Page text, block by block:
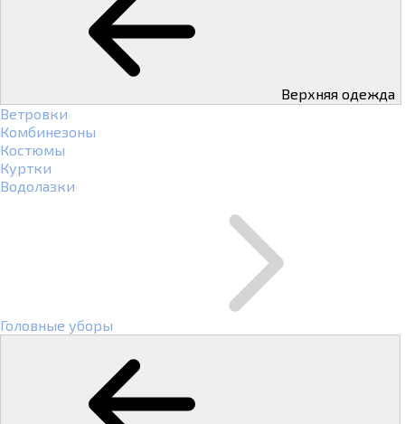
Верхняя одежда
Ветровки
Комбинезоны
Костюмы
Куртки
Водолазки
Головные уборы